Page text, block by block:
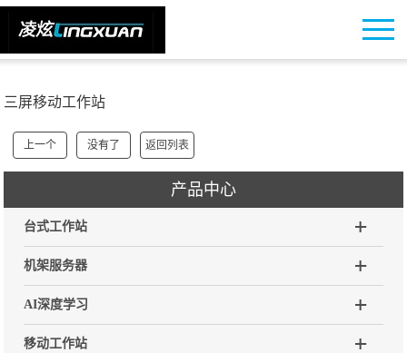
三屏移动工作站
上一个 没有了 返回列表
产品中心
台式工作站
机架服务器
AI深度学习
移动工作站